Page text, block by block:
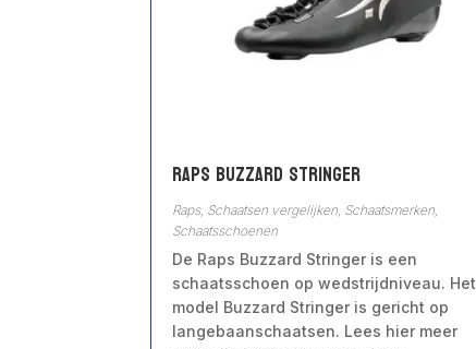
Raps Buzzard Stringer
Raps, Schaatsen vergelijken, Schaatsmerken,
Schaatsschoenen
De Raps Buzzard Stringer is een
schaatsschoen op wedstrijdniveau. Het
model Buzzard Stringer is gericht op
langebaanschaatsen. Lees hier meer